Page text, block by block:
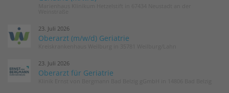
23. Juli 2026
Oberarzt (m/w/d) Geriatrie
23. Juli 2026
Oberarzt für Geriatrie